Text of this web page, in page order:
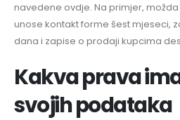
navedene ovdje. Na primjer,
unose kontakt forme šest mjeseci,
dana i zapise o prodaji kupcima
Kakva prava
svojih podataka